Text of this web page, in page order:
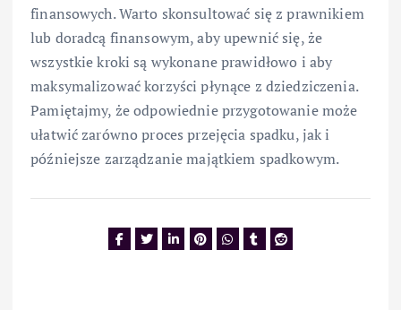
finansowych. Warto skonsultować się z prawnikiem
lub doradcą finansowym, aby upewnić się, że
wszystkie kroki są wykonane prawidłowo i aby
maksymalizować korzyści płynące z dziedziczenia.
Pamiętajmy, że odpowiednie przygotowanie może
ułatwić zarówno proces przejęcia spadku, jak i
późniejsze zarządzanie majątkiem spadkowym.